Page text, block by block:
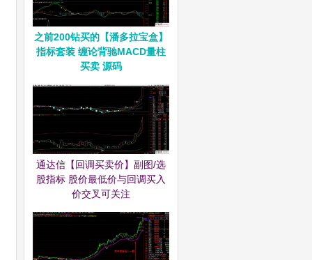
之前200钻买的【潘多拉宝盒】
指标套装 缠论背驰MACD量柱
买卖 源码
通达信【回调买卖价】副图/选
股指标 股价最低价与回调买入
价交叉可关注